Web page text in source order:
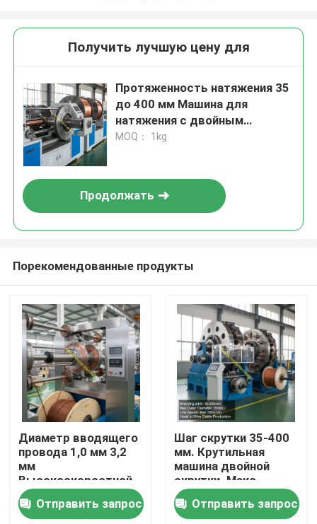
Домой
Продукция
Видеозаписи
Получить лучшую цену для
Протяженность натяжения 35
до 400 мм Машина для
натяжения с двойным
поводом, предлагающая
максимальную скорость
вращения лука 800 оборотов в
MOQ： 1kg
Продолжать
Порекомендованные продукты
Диаметр вводящего
провода 1,0 мм 3,2
мм
Высокоскоростной
кабельный провод с
ежедневной рабочей
Отправить запрос
Шаг скрутки 35-400
мм. Крутильная
машина двойной
скрутки. Макс.
внешний диаметр 20
мм. Макс. скорость
Отправить запрос